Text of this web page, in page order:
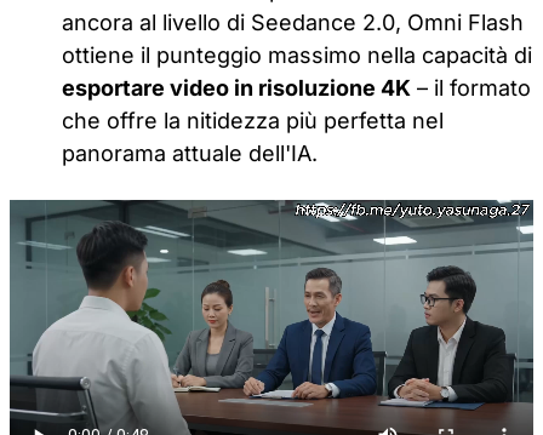
ancora al livello di Seedance 2.0, Omni Flash
ottiene il punteggio massimo nella capacità di
esportare video in risoluzione 4K – il formato
che offre la nitidezza più perfetta nel
panorama attuale dell'IA.